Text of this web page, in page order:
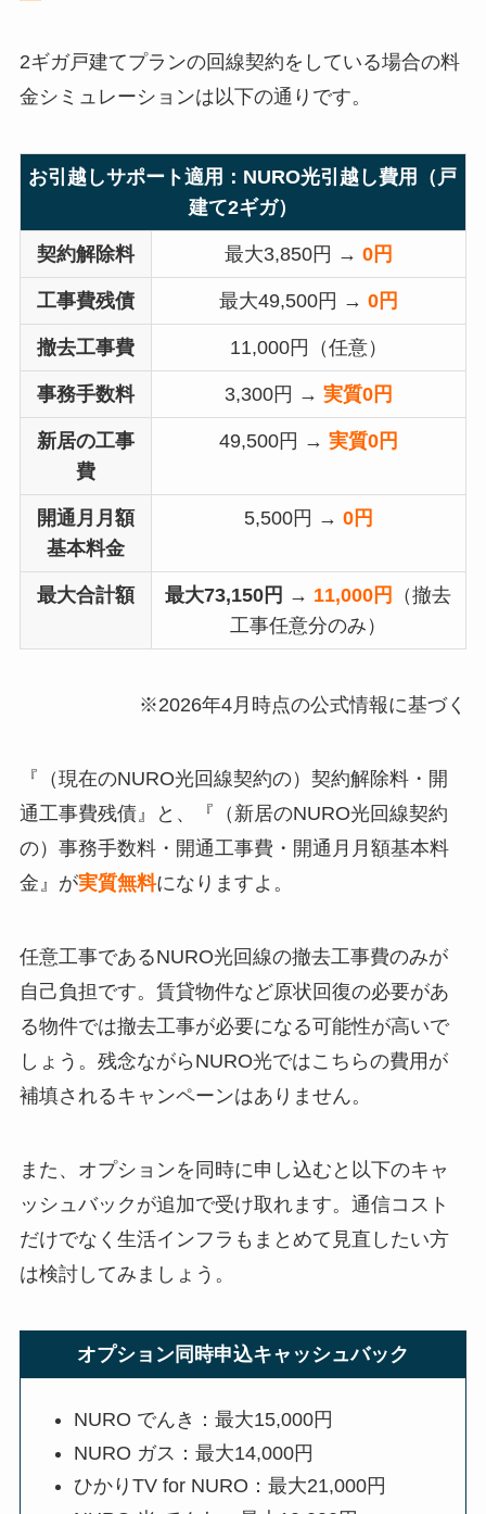
2ギガ戸建てプランの回線契約をしている場合の料
金シミュレーションは以下の通りです。
お引越しサポート適用：NURO光引越し費用（戸
建て2ギガ）
契約解除料 最大3,850円 → 0円
工事費残債 最大49,500円 → 0円
撤去工事費 11,000円（任意）
事務手数料 3,300円 → 実質0円
新居の工事
費
49,500円 → 実質0円
開通月月額
基本料金
5,500円 → 0円
最大合計額 最大73,150円 → 11,000円
（撤去
工事任意分のみ）
※2026年4月時点の公式情報に基づく
『（現在のNURO光回線契約の）契約解除料・開
通工事費残債』と、『（新居のNURO光回線契約
の）事務手数料・開通工事費・開通月月額基本料
金』が実質無料になりますよ。
任意工事であるNURO光回線の撤去工事費のみが
自己負担です。賃貸物件など原状回復の必要があ
る物件では撤去工事が必要になる可能性が高いで
しょう。残念ながらNURO光ではこちらの費用が
補填されるキャンペーンはありません。
また、オプションを同時に申し込むと以下のキャ
ッシュバックが追加で受け取れます。通信コスト
だけでなく生活インフラもまとめて見直したい方
は検討してみましょう。
オプション同時申込キャッシュバック
NURO でんき：最大15,000円
NURO ガス：最大14,000円
ひかりTV for NURO：最大21,000円